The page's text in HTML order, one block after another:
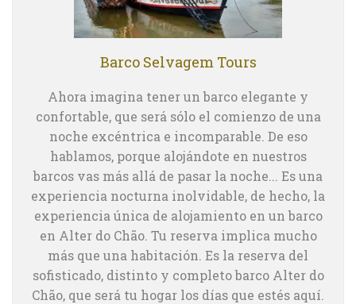
Barco Selvagem Tours
Ahora imagina tener un barco elegante y
confortable, que será sólo el comienzo de una
noche excéntrica e incomparable. De eso
hablamos, porque alojándote en nuestros
barcos vas más allá de pasar la noche... Es una
experiencia nocturna inolvidable, de hecho, la
experiencia única de alojamiento en un barco
en Alter do Chão. Tu reserva implica mucho
más que una habitación. Es la reserva del
sofisticado, distinto y completo barco Alter do
Chão, que será tu hogar los días que estés aquí.